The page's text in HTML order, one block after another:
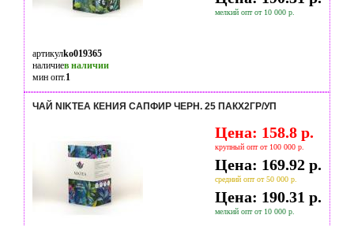
мелкий опт от 10 000 р.
артикулko019365
наличиев наличии
мин опт.1
ЧАЙ NIKTEA КЕНИЯ САПФИР ЧЕРН. 25 ПАКX2ГР/УП
Цена: 158.8 р.
крупный опт от 100 000 р.
Цена: 169.92 р.
средний опт от 50 000 р.
Цена: 190.31 р.
мелкий опт от 10 000 р.